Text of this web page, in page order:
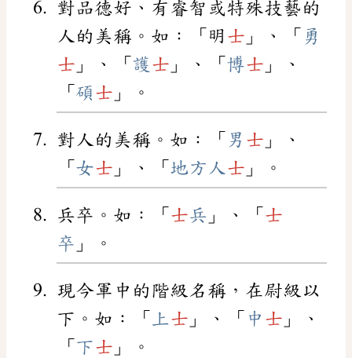
對品德好、有睿智或特殊技藝的
人的美稱。如：「明 士 」、「 勇
士 」、「 護 士 」、「 博士 」、
「 碩 士 」。
對人的美稱。如：「 男 士 」、
「 女士 」、「 地方人士 」。
兵卒。如：「 士兵 」、「 士
卒 」。
現今軍中的階級名稱，在尉級以
下。如：「 上士 」、「 中 士 」、
「 下士 」。